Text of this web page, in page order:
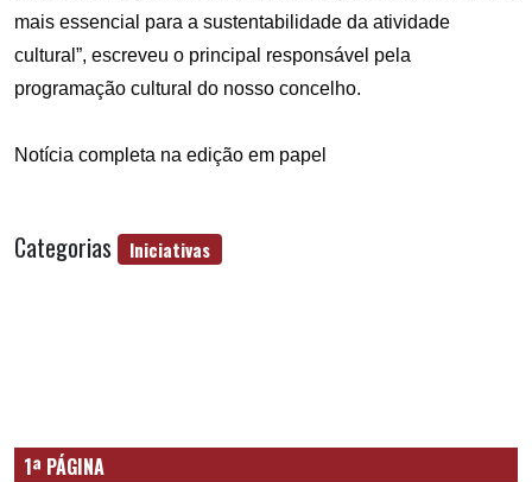
mais essencial para a sustentabilidade da atividade
cultural”, escreveu o principal responsável pela
programação cultural do nosso concelho.
Notícia completa na edição em papel
Categorias Iniciativas
1ª PÁGINA